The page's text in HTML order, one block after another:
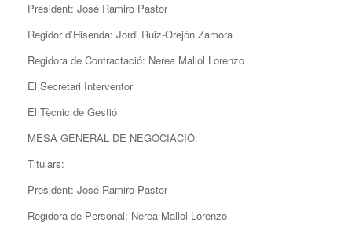
President: José Ramiro Pastor
Regidor d’Hisenda: Jordi Ruiz-Orejón Zamora
Regidora de Contractació: Nerea Mallol Lorenzo
El Secretari Interventor
El Tècnic de Gestió
MESA GENERAL DE NEGOCIACIÓ:
Titulars:
President: José Ramiro Pastor
Regidora de Personal: Nerea Mallol Lorenzo